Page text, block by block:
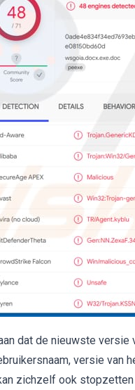
dat de nieuwste
versie van
zichzelf ook